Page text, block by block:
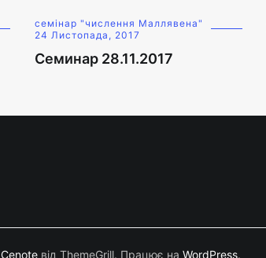
семінар "числення Маллявена"
24 Листопада, 2017
Семинар 28.11.2017
Cenote від ThemeGrill. Працює на WordPress.